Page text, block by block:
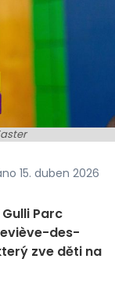
15. duben 2026
Parc
des-
zve děti na